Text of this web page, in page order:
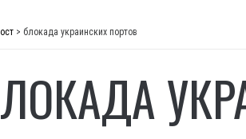
> блокада украинских портов